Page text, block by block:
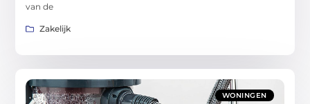
van de
Zakelijk
WONINGEN